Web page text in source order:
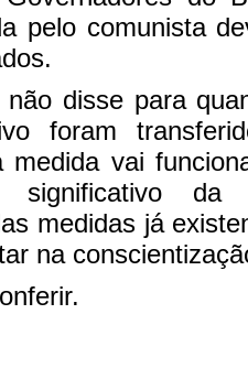
pelo comunista
não disse para
foram
medida vai
significativo da
medidas já
na